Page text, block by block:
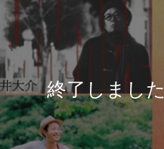
終了しました